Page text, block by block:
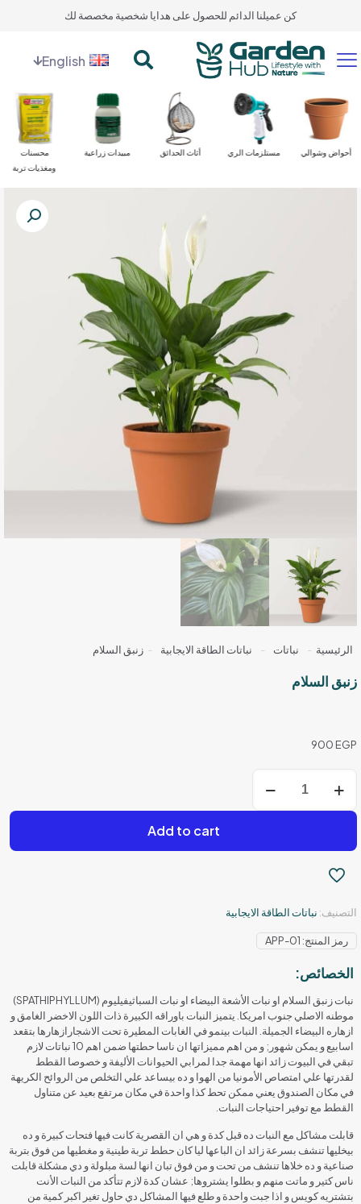
كن عميلنا الدائم للحصول على هدايا شخصية مخصصة لك
English
محسنات
ومغذيات تربة
مبيدات زراعية أثاث الحدائق مستلزمات الري أحواض وشوالي
الرئيسية - نباتات - نباتات الطاقة الايجابية - زنبق السلام
زنبق السلام
900 EGP
زنبق
السلام
Add to cart
التصنيف: نباتات الطاقة الايجابية
رمز المنتج: APP-01
الخصائص:
نبات زنبق السلام او نبات الأشعة البيضاء او نبات السباثيفيليوم (SPATHIPHYLLUM)
موطنه الاصلي جنوب امريكا. يتميز النبات باوراقه الكبيرة ذات اللون الاخضر الغامق و
ازهاره البيضاء الجميلة. النبات بينمو في الغابات المطيرة تحت الاشجارازهارها بتقعد
اسابيع و يمكن شهور; و من اهم مميزاتها ان ناسا حطتها ضمن اهم 10 نباتات لازم
تبقي في البيوت زائد انها مهمة جدا لمرابي الحيوانات الأليفة و خصوصا القطط
لقدرتها علي امتصاص الأمونيا من الهوا و ده بيساعد علي التخلص من الروائح الكريهة
في مكان الصندوق يعني ممكن تحط كذا واحدة في مكان مرتفع بعيد عن متناول
القطط مع توفير احتياجات النبات.
قابلت مشاكل مع النبات ده قبل كدة و هي ان القصرية كانت فيها فتحات كبيرة و ده
بيخليها تنشف بسرعة زائد ان الباعها ليا كان حطط تربة طينية و مغطيها من فوق بتربة
صناعية و ده خلاها تنشف من تحت و من فوق تبان انها لسة مبلولة و دي مشكلة قابلت
ناس كتير و ماتت منهم و بطلوا يشتروها; عشان كدة لازم تتأكد من النبات الأنت
بتشتريه كويس و اذا جبت واحدة و طلع فيها المشاكل دي حاول تغير اكبر كمية من